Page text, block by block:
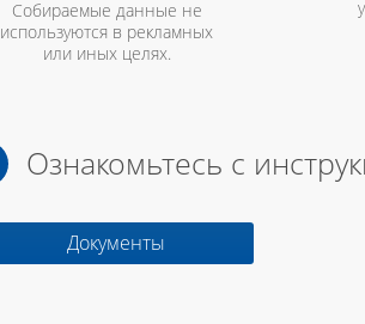
Собираемые данные не
используются в рекламных
или иных целях.
Ознакомьтесь с
Документы